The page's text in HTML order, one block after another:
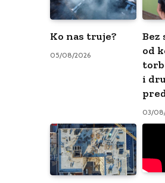
Ko nas truje?
05/08/2026
Bez
od
i
03/